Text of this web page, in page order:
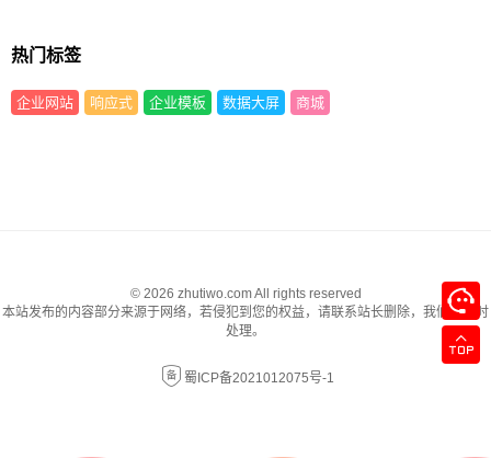
热门标签
企业网站 响应式 企业模板 数据大屏 商城
© 2026 zhutiwo.com All rights reserved
本站发布的内容部分来源于网络，若侵犯到您的权益，请联系站长删除，我们将及时
处理。
蜀ICP备2021012075号-1